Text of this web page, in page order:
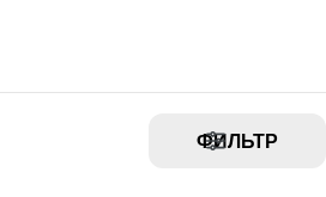
ФИЛЬТР